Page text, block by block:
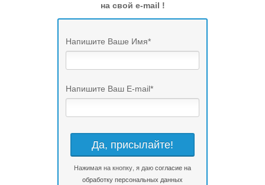
на свой e-mail !
Напишите Ваше Имя*
Напишите Ваш E-mail*
Нажимая на кнопку, я даюсогласие на
обработку персональных данных